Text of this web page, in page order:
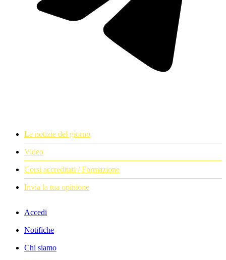
Le notizie del giorno
Video
Corsi accreditati / Formazione
Invia la tua opinione
Accedi
Notifiche
Chi siamo